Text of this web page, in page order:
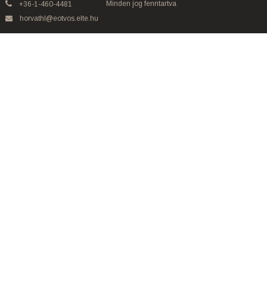
+36-1-460-4481
horvathl@eotvos.elte.hu
Minden jog fenntartva